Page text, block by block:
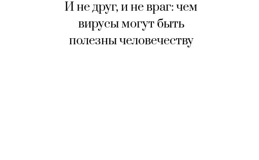
И не друг, и не враг: чем
вирусы могут быть
полезны человечеству